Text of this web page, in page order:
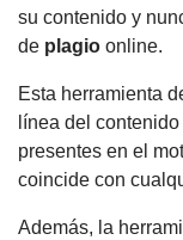
su contenido y
de plagio online.
Esta herramienta
línea del
presentes en el
coincide con
Además, la